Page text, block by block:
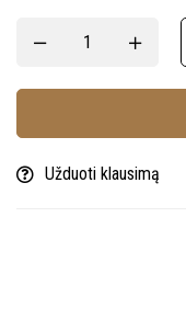
Užduoti klausimą